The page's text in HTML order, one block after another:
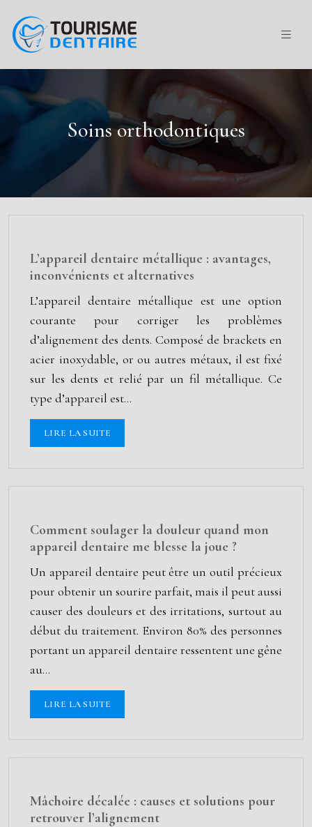
Soins orthodontiques
L’appareil dentaire métallique : avantages,
inconvénients et alternatives
L’appareil dentaire métallique est une option
courante pour corriger les problèmes
d’alignement des dents. Composé de brackets en
acier inoxydable, or ou autres métaux, il est fixé
sur les dents et relié par un fil métallique. Ce
type d’appareil est…
LIRE LA SUITE
Comment soulager la douleur quand mon
appareil dentaire me blesse la joue ?
Un appareil dentaire peut être un outil précieux
pour obtenir un sourire parfait, mais il peut aussi
causer des douleurs et des irritations, surtout au
début du traitement. Environ 80% des personnes
portant un appareil dentaire ressentent une gêne
au…
LIRE LA SUITE
Mâchoire décalée : causes et solutions pour
retrouver l’alignement